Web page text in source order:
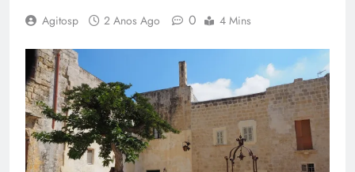
Agitosp 2 Anos Ago 0 4 Mins